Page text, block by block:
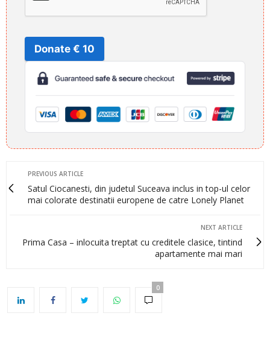
Donate € 10
PREVIOUS ARTICLE
Satul Ciocanesti, din judetul Suceava inclus in top-ul celor
mai colorate destinatii europene de catre Lonely Planet
NEXT ARTICLE
Prima Casa – inlocuita treptat cu creditele clasice, tintind
apartamente mai mari
0